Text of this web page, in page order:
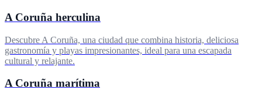
A Coruña herculina
Descubre A Coruña, una ciudad que combina historia, deliciosa
gastronomía y playas impresionantes, ideal para una escapada
cultural y relajante.
A Coruña marítima